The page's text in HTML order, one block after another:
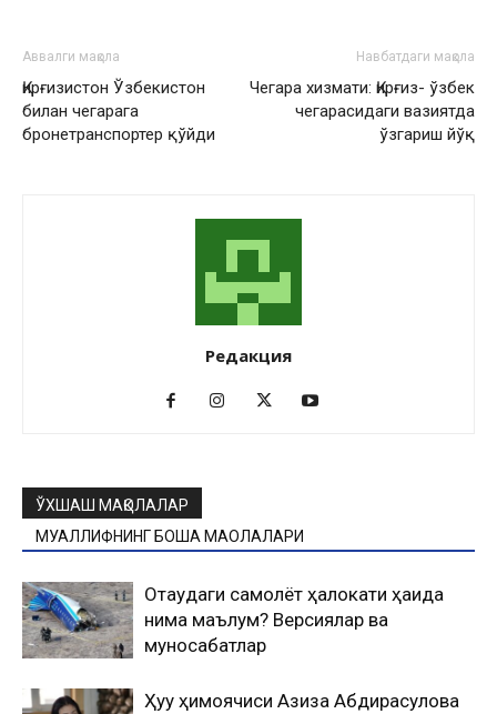
Аввалги мақола
Қирғизистон Ўзбекистон
билан чегарага
бронетранспортер қўйди
Навбатдаги мақола
Чегара хизмати: Қирғиз- ўзбек
чегарасидаги вазиятда
ўзгариш йўқ
Редакция
ЎХШАШ МАҚОЛАЛАР
МУАЛЛИФНИНГ БОШҚА МАҚОЛАЛАРИ
Оқтаудаги самолёт ҳалокати ҳақида
нима маълум? Версиялар ва
муносабатлар
Ҳуқуқ ҳимоячиси Азиза Абдирасулова